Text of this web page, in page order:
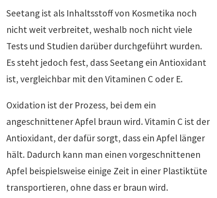
Seetang ist als Inhaltsstoff von Kosmetika noch
nicht weit verbreitet, weshalb noch nicht viele
Tests und Studien darüber durchgeführt wurden.
Es steht jedoch fest, dass Seetang ein Antioxidant
ist, vergleichbar mit den Vitaminen C oder E.
Oxidation ist der Prozess, bei dem ein
angeschnittener Apfel braun wird. Vitamin C ist der
Antioxidant, der dafür sorgt, dass ein Apfel länger
hält. Dadurch kann man einen vorgeschnittenen
Apfel beispielsweise einige Zeit in einer Plastiktüte
transportieren, ohne dass er braun wird.